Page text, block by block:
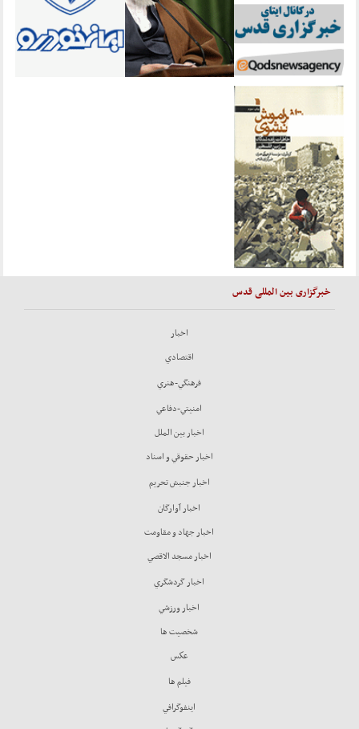
خبرگزاری بین المللی قدس
اخبار
اقتصادي
فرهنگي-هنري
امنيتي-دفاعي
اخبار بين الملل
اخبار حقوقي و اسناد
اخبار جنبش تحريم
اخبار آوارگان
اخبار جهاد و مقاومت
اخبار مسجد الاقصي
اخبار گردشگري
اخبار ورزشي
شخصيت ها
عكس
فيلم ها
اينفوگرافي